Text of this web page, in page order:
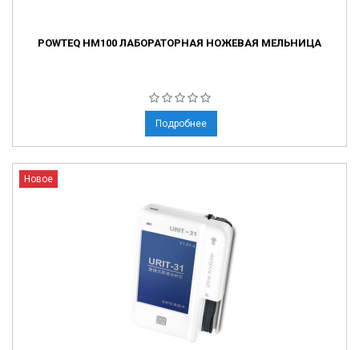
POWTEQ HM100 ЛАБОРАТОРНАЯ НОЖЕВАЯ МЕЛЬНИЦА
Подробнее
Новое